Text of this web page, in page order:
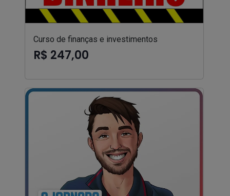
Curso de finanças e investimentos
R$ 247,00